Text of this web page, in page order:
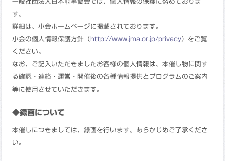
す。
詳細は、小会ホームページに掲載されております。
小会の個人情報保護方針（ http://www.jma.or.jp/privacy）をご覧
ください。
なお、ご記入いただきましたお客様の個人情報は、本催し物に関す
る確認・連絡・運営・開催後の各種情報提供とプログラムのご案内
等に使用させていただきます。
◆録画について
本催しにつきましては、録画を行います。あらかじめご了承くださ
い。